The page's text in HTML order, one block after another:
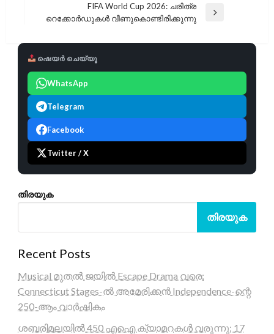
Next
FIFA World Cup 2026: ചരിത്ര
റെക്കോർഡുകൾ വീണുകൊണ്ടിരിക്കുന്നു
ഷെയർ ചെയ്യൂ
WhatsApp
Telegram
Facebook
Twitter / X
തിരയുക
തിരയുക
Recent Posts
Musical മുതൽ ജയിൽ Escape Drama വരെ:
Connecticut Stages-ൽ അമേരിക്കൻ Independence-ന്റെ
250-ആം വാർഷികം
ശബരിമലയിൽ 450 എഐ ക്യാമറകൾ വരുന്നു; 17